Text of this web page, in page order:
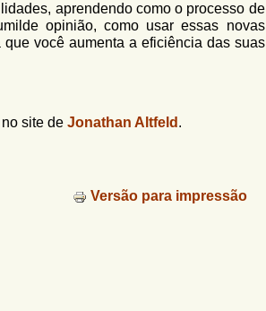
aprendendo como o processo de
opinião, como usar essas novas
você aumenta a eficiência das suas
site de Jonathan Altfeld .
Versão para impressão